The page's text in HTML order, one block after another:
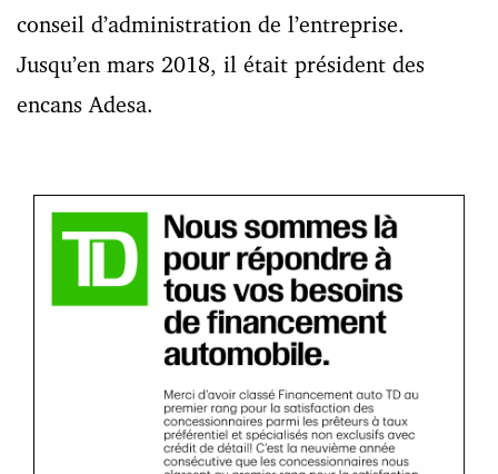
conseil d’administration de l’entreprise.
Jusqu’en mars 2018, il était président des
encans Adesa.